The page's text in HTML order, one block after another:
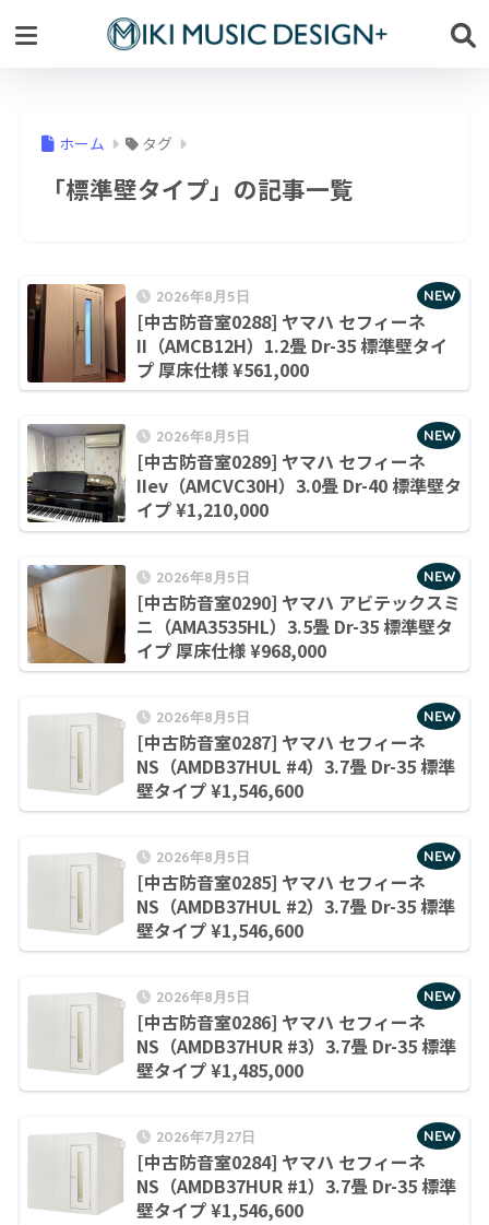
ホーム タグ
「標準壁タイプ」の記事一覧
2026年8月5日
[中古防音室0288] ヤマハ セフィーネ
II（AMCB12H）1.2畳 Dr-35 標準壁タイ
プ 厚床仕様 ¥561,000
NEW
2026年8月5日
[中古防音室0289] ヤマハ セフィーネ
IIev（AMCVC30H）3.0畳 Dr-40 標準壁タ
イプ ¥1,210,000
NEW
2026年8月5日
[中古防音室0290] ヤマハ アビテックスミ
ニ（AMA3535HL）3.5畳 Dr-35 標準壁タ
イプ 厚床仕様 ¥968,000
NEW
2026年8月5日
[中古防音室0287] ヤマハ セフィーネ
NS（AMDB37HUL #4）3.7畳 Dr-35 標準
壁タイプ ¥1,546,600
NEW
2026年8月5日
[中古防音室0285] ヤマハ セフィーネ
NS（AMDB37HUL #2）3.7畳 Dr-35 標準
壁タイプ ¥1,546,600
NEW
2026年8月5日
[中古防音室0286] ヤマハ セフィーネ
NS（AMDB37HUR #3）3.7畳 Dr-35 標準
壁タイプ ¥1,485,000
NEW
2026年7月27日
[中古防音室0284] ヤマハ セフィーネ
NS（AMDB37HUR #1）3.7畳 Dr-35 標準
壁タイプ ¥1,546,600
NEW